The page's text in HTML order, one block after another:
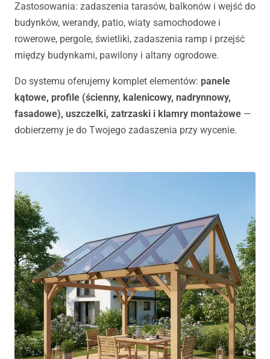
Zastosowania: zadaszenia tarasów, balkonów i wejść do
budynków, werandy, patio, wiaty samochodowe i
rowerowe, pergole, świetliki, zadaszenia ramp i przejść
między budynkami, pawilony i altany ogrodowe.
Do systemu oferujemy komplet elementów: panele
kątowe, profile (ścienny, kalenicowy, nadrynnowy,
fasadowe), uszczelki, zatrzaski i klamry montażowe —
dobierzemy je do Twojego zadaszenia przy wycenie.